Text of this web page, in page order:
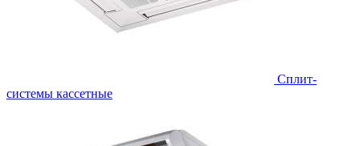
Сплит-
системы кассетные